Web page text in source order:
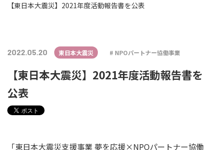
【東日本大震災】2021年度活動報告書を公表
2022.05.20 東日本大震災 NPOパートナー協働事業
【東日本大震災】2021年度活動報告書を
公表
「東日本大震災支援事業 夢を応援×NPOパートナー協働